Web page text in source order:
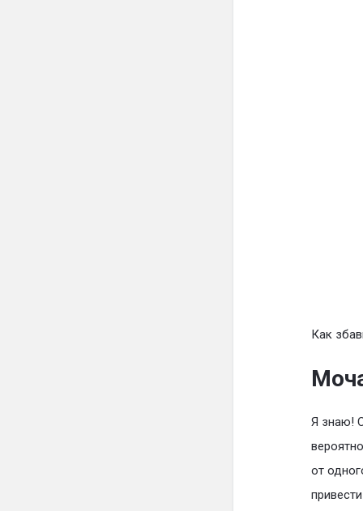
Как
Я знаю!
от